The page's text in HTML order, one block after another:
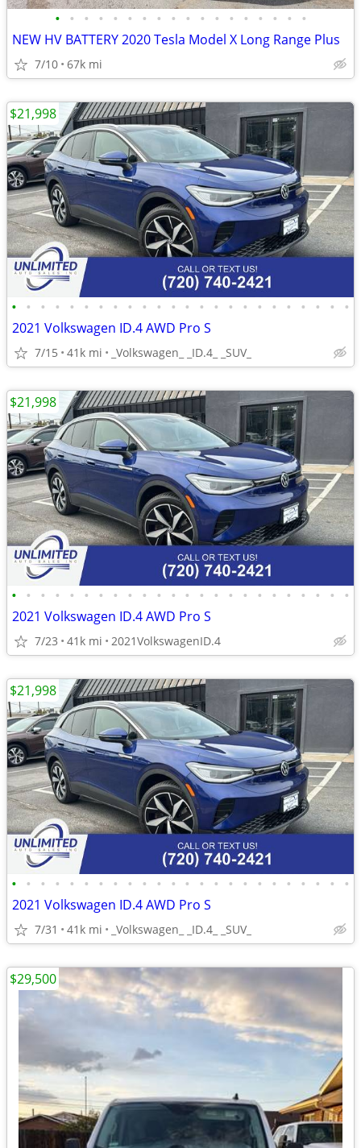
• • • • • • • • • • • • • • • • • •
NEW HV BATTERY 2020 Tesla Model X Long Range Plus
7/10 67k mi
• • • • • • • • • • • • • • • • • • • • • • • •
2021 Volkswagen ID.4 AWD Pro S
7/15 41k mi _Volkswagen_ _ID.4_ _SUV_
$21,998
• • • • • • • • • • • • • • • • • • • • • • • •
2021 Volkswagen ID.4 AWD Pro S
7/23 41k mi 2021VolkswagenID.4
$21,998
• • • • • • • • • • • • • • • • • • • • • • • •
2021 Volkswagen ID.4 AWD Pro S
7/31 41k mi _Volkswagen_ _ID.4_ _SUV_
$21,998
$29,500